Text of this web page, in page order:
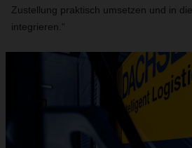
Zustellung praktisch umsetzen und in
integrieren.“